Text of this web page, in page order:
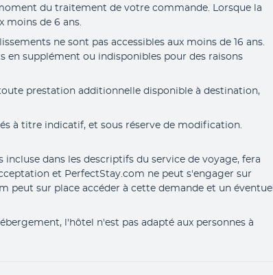
du traitement de votre commande. Lorsque la
moins de 6 ans.
ne sont pas accessibles aux moins de 16 ans.
en supplément ou indisponibles pour des raisons
prestation additionnelle disponible à destination,
à titre indicatif, et sous réserve de modification.
dans les descriptifs du service de voyage, fera
et PerfectStay.com ne peut s'engager sur
peut sur place accéder à cette demande et un éventuel
l'hôtel n'est pas adapté aux personnes à